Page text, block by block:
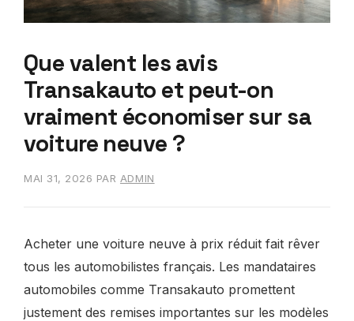
Que valent les avis
Transakauto et peut-on
vraiment économiser sur sa
voiture neuve ?
MAI 31, 2026 PAR ADMIN
Acheter une voiture neuve à prix réduit fait rêver
tous les automobilistes français. Les mandataires
automobiles comme Transakauto promettent
justement des remises importantes sur les modèles